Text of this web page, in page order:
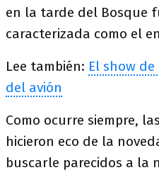
en la tarde del Bosque
caracterizada como el
Lee también: El show
del avión
Como ocurre siempre,
hicieron eco de la
buscarle parecidos a la